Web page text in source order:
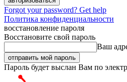
Forgot your password? Get help
Политика конфиденциальности
восстановление пароля
Восстановите свой пароль
Ваш
Пароль будет выслан Вам по